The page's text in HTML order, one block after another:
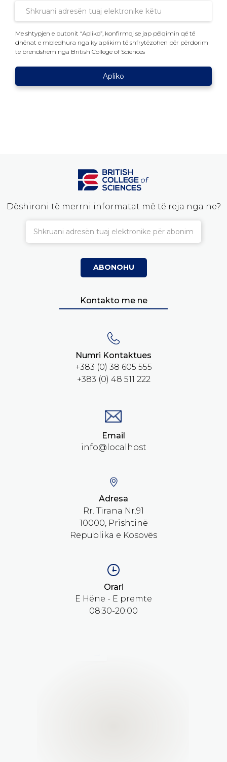
Me shtypjen e butonit “Apliko”, konfirmoj se jap pëlqimin që të
dhënat e mbledhura nga ky aplikim të shfrytëzohen për përdorim
të brendshëm nga British College of Sciences
Dëshironi të merrni informatat më të reja nga ne?
Kontakto me ne
Numri Kontaktues
+383 (0) 38 605 555
+383 (0) 48 511 222
Email
info@localhost
Adresa
Rr. Tirana Nr.91
10000, Prishtinë
Republika e Kosovës
Orari
E Hëne - E premte
08:30-20:00